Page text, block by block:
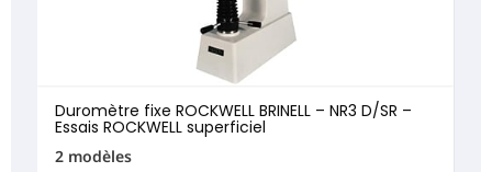
Duromètre fixe ROCKWELL BRINELL – NR3 D/SR –
Essais ROCKWELL superficiel
2 modèles